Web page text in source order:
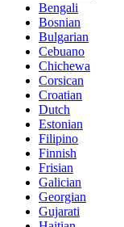
Bengali
Bosnian
Bulgarian
Cebuano
Chichewa
Corsican
Croatian
Dutch
Estonian
Filipino
Finnish
Frisian
Galician
Georgian
Gujarati